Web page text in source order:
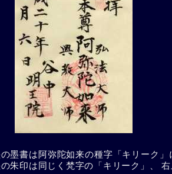
墨書は阿弥陀如来の種字「キリーク
朱印は同じく梵字の「キリーク」、